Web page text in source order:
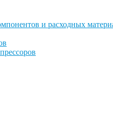
и расходных